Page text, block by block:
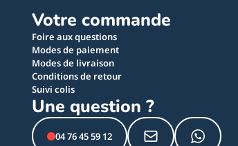
Votre commande
Foire aux questions
Modes de paiement
Modes de livraison
Conditions de retour
Suivi colis
Une question ?
04 76 45 59 12